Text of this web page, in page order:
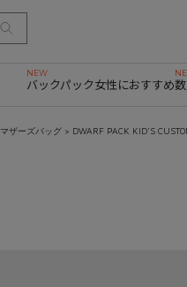
バックパック女性におすすめ
マザーズバッグ > DWARF PACK KID'S